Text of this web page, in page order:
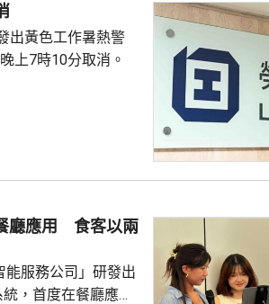
出黃色工作暑熱警
上7時10分取消。
廳應用 食客以兩
能服務公司」研發出
，首度在餐廳應